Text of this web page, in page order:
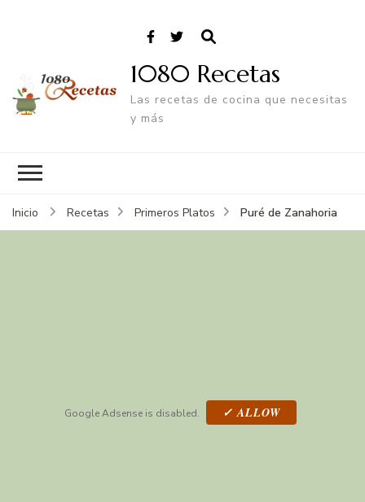
1080 Recetas
Las recetas de cocina que necesitas
y más
Inicio Recetas Primeros Platos Puré de Zanahoria
Google Adsense is disabled. ✓ ALLOW